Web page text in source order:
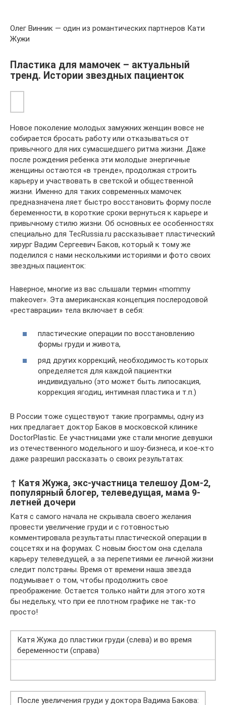
Олег Винник — один из романтических партнеров Кати
Жужи
Пластика для мамочек – актуальный
тренд. Истории звездных пациенток
Новое поколение молодых замужних женщин вовсе не
собирается бросать работу или отказываться от
привычного для них сумасшедшего ритма жизни. Даже
после рождения ребенка эти молодые энергичные
женщины остаются «в тренде», продолжая строить
карьеру и участвовать в светской и общественной
жизни. Именно для таких современных мамочек
предназначена ляет быстро восстановить форму после
беременности, в короткие сроки вернуться к карьере и
привычному стилю жизни. Об основных ее особенностях
специально для TecRussia.ru рассказывает пластический
хирург Вадим Сергеевич Баков, который к тому же
поделился с нами несколькими историями и фото своих
звездных пациенток:
Наверное, многие из вас слышали термин «mommy
makeover». Эта американская концепция послеродовой
«реставрации» тела включает в себя:
пластические операции по восстановлению
формы груди и живота,
ряд других коррекций, необходимость которых
определяется для каждой пациентки
индивидуально (это может быть липосакция,
коррекция ягодиц, интимная пластика и т.п.)
В России тоже существуют такие программы, одну из
них предлагает доктор Баков в московской клинике
DoctorPlastic. Ее участницами уже стали многие девушки
из отечественного модельного и шоу-бизнеса, и кое-кто
даже разрешил рассказать о своих результатах:
↑ Катя Жужа, экс-участница телешоу Дом-2,
популярный блогер, телеведущая, мама 9-
летней дочери
Катя с самого начала не скрывала своего желания
провести увеличение груди и с готовностью
комментировала результаты пластической операции в
соцсетях и на форумах. С новым бюстом она сделала
карьеру телеведущей, а за перепетиями ее личной жизни
следит полстраны. Время от времени наша звезда
подумывает о том, чтобы продолжить свое
преображение. Остается только найти для этого хотя
бы недельку, что при ее плотном графике не так-то
просто!
Катя Жужа до пластики груди (слева) и во время
беременности (справа)
После увеличения груди у доктора Вадима Бакова: